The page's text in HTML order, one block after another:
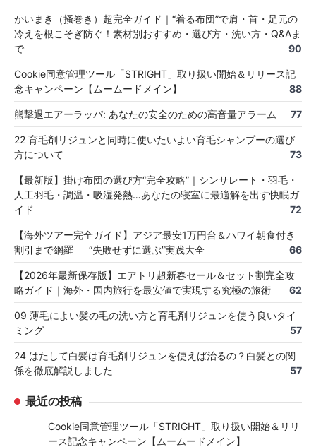
かいまき（掻巻き）超完全ガイド｜“着る布団”で肩・首・足元の
冷えを根こそぎ防ぐ！素材別おすすめ・選び方・洗い方・Q&Aま
で
90
Cookie同意管理ツール「STRIGHT」取り扱い開始＆リリース記
念キャンペーン【ムームードメイン】
88
熊撃退エアーラッパ: あなたの安全のための高音量アラーム 77
22 育毛剤リジュンと同時に使いたいよい育毛シャンプーの選び
方について
73
【最新版】掛け布団の選び方“完全攻略”｜シンサレート・羽毛・
人工羽毛・調温・吸湿発熱…あなたの寝室に最適解を出す快眠ガ
イド
72
【海外ツアー完全ガイド】アジア最安1万円台＆ハワイ朝食付き
割引まで網羅 ― “失敗せずに選ぶ”実践大全
66
【2026年最新保存版】エアトリ超新春セール＆セット割完全攻
略ガイド｜海外・国内旅行を最安値で実現する究極の旅術
62
09 薄毛によい髪の毛の洗い方と育毛剤リジュンを使う良いタイ
ミング
57
24 はたして白髪は育毛剤リジュンを使えば治るの？白髪との関
係を徹底解説しました
57
最近の投稿
Cookie同意管理ツール「STRIGHT」取り扱い開始＆リリ
ース記念キャンペーン【ムームードメイン】